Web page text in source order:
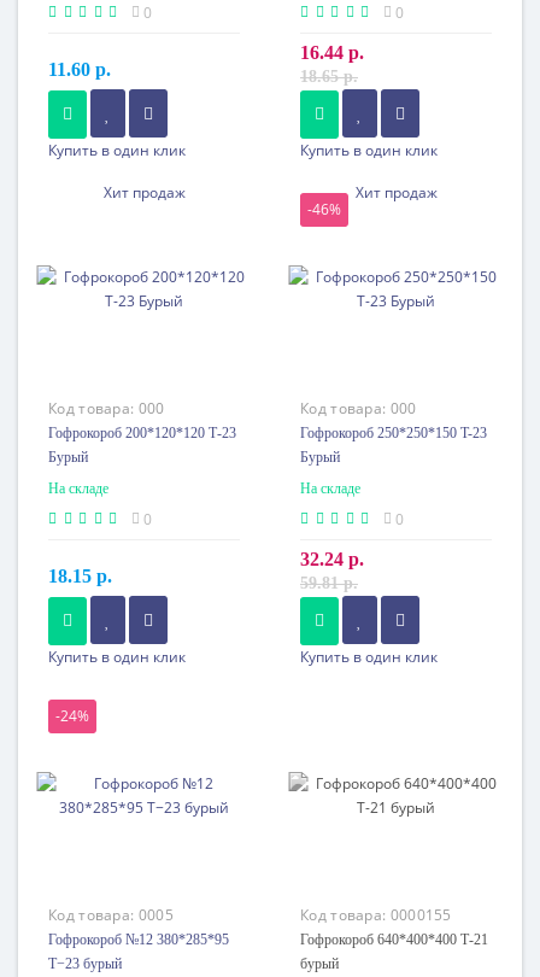
0
11.60 р.
1125 шт. или более
5200 шт. или более
27700 шт. или более
Купить в один клик
0
16.44 р.
18.65 р.
860 шт. или более
11.57 p.
10.52 p.
10100 шт. или более
21300 шт. или более
Купить в один клик
Хит продаж
Код товара: 000
Гофрокороб 200*120*120 Т-23
Бурый
На складе
0
18.15 р.
900 шт. или более
11.36 p.
4800 шт. или более
10.32 p.
10250 шт. или более
21750 шт. или более
9.19 p.
Купить в один клик
-46%
Хит продаж
Код товара: 000
Гофрокороб 250*250*150 T-23
Бурый
На складе
0
32.24 р.
59.81 р.
450 шт. или более
22.74 p.
10800 шт. или более
Купить в один клик
-24%
Код товара: 0005
Гофрокороб №12 380*285*95
Т−23 бурый
Код товара: 0000155
Гофрокороб 640*400*400 Т-21
бурый